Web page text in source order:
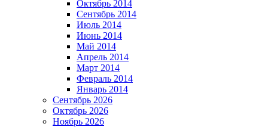
Октябрь 2014
Сентябрь 2014
Июль 2014
Июнь 2014
Май 2014
Апрель 2014
Март 2014
Февраль 2014
Январь 2014
Сентябрь 2026
Октябрь 2026
Ноябрь 2026